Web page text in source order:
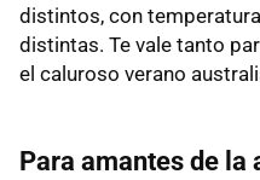
distintos, con
distintas. Te vale tanto
el caluroso verano
Para amantes de la